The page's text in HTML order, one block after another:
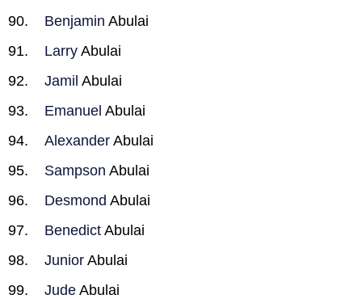
Benjamin Abulai
Larry Abulai
Jamil Abulai
Emanuel Abulai
Alexander Abulai
Sampson Abulai
Desmond Abulai
Benedict Abulai
Junior Abulai
Jude Abulai